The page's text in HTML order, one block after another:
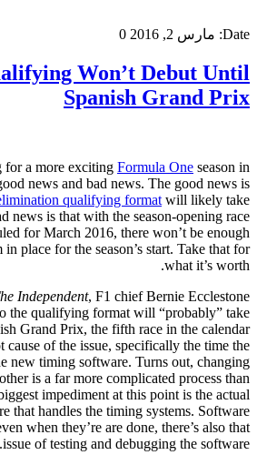
Date: مارس 2, 2016 0
Won’t Debut Until
Spanish Grand Prix
for a more exciting Formula One season in
news and bad news. The good news is
qualifying format will likely take
news is that with the season-opening race
for March 2016, there won’t be enough
place for the season’s start. Take that for
what it’s worth.
Independent, F1 chief Bernie Ecclestone
the qualifying format will “probably” take
Grand Prix, the fifth race in the calendar
cause of the issue, specifically the time the
new timing software. Turns out, changing
is a far more complicated process than
impediment at this point is the actual
that handles the timing systems. Software
when they’re are done, there’s also that
issue of testing and debugging the software.